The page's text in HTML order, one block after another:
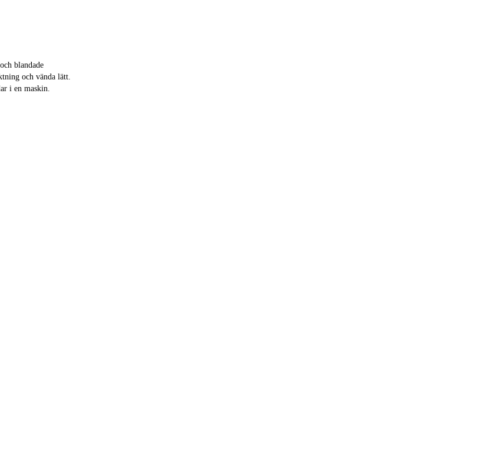
blandade
och vända lätt.
i en maskin.